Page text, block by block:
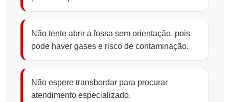
Não tente abrir a fossa sem orientação, pois
pode haver gases e risco de contaminação.
Não espere transbordar para procurar
atendimento especializado.